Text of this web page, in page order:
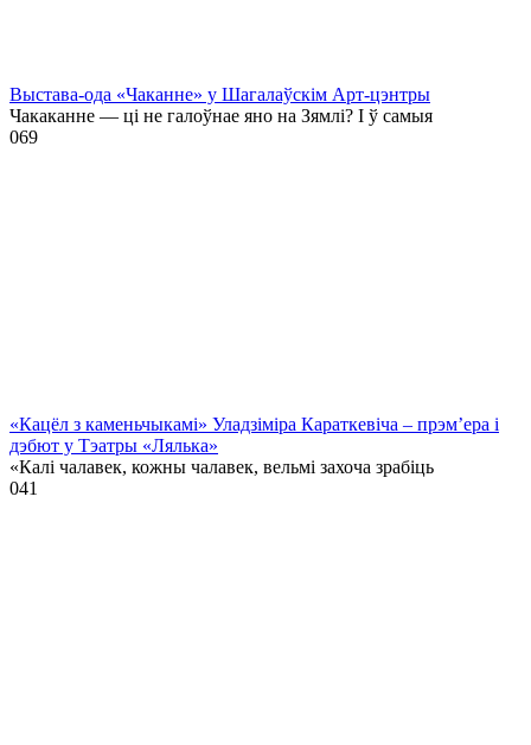
Выстава-ода «Чаканне» у Шагалаўскім Арт-цэнтры
Чакаканне — ці не галоўнае яно на Зямлі? І ў самыя
069
«Кацёл з каменьчыкамі» Уладзіміра Караткевіча – прэм’ера і
дэбют у Тэатры «Лялька»
«Калі чалавек, кожны чалавек, вельмі захоча зрабіць
041